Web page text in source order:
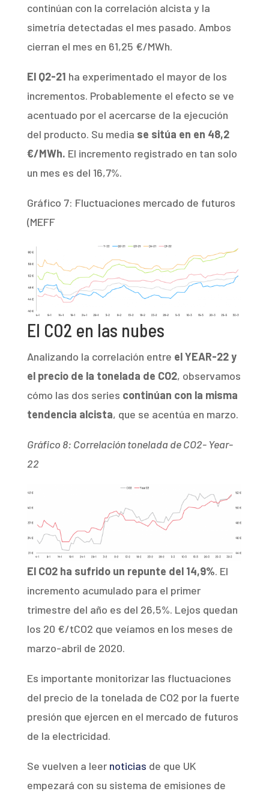
continúan con la correlación alcista y la
simetría detectadas el mes pasado. Ambos
cierran el mes en 61,25 €/MWh.
El Q2-21 ha experimentado el mayor de los
incrementos. Probablemente el efecto se ve
acentuado por el acercarse de la ejecución
del producto. Su media se sitúa en en 48,2
€/MWh. El incremento registrado en tan solo
un mes es del 16,7%.
Gráfico 7: Fluctuaciones mercado de futuros
(MEFF
El CO2 en las nubes
Analizando la correlación entre el YEAR-22 y
el precio de la tonelada de CO2, observamos
cómo las dos series continúan con la misma
tendencia alcista, que se acentúa en marzo.
Gráfico 8: Correlación tonelada de CO2- Year-
22
El CO2 ha sufrido un repunte del 14,9%. El
incremento acumulado para el primer
trimestre del año es del 26,5%. Lejos quedan
los 20 €/tCO2 que veíamos en los meses de
marzo-abril de 2020.
Es importante monitorizar las fluctuaciones
del precio de la tonelada de CO2 por la fuerte
presión que ejercen en el mercado de futuros
de la electricidad.
Se vuelven a leer noticias de que UK
empezará con su sistema de emisiones de